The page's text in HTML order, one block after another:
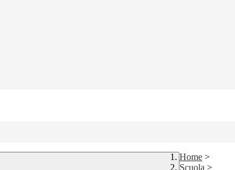
Home >
Scuola >